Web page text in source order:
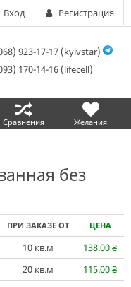
без
ПРИ ЗАКАЗЕ ОТ ЦЕНА
10 кв.м 138.00₴
20 кв.м 115.00₴
Вход Регистрация
923-17-17 (kyivstar)
170-14-16 (lifecell)
Сравнения Желания